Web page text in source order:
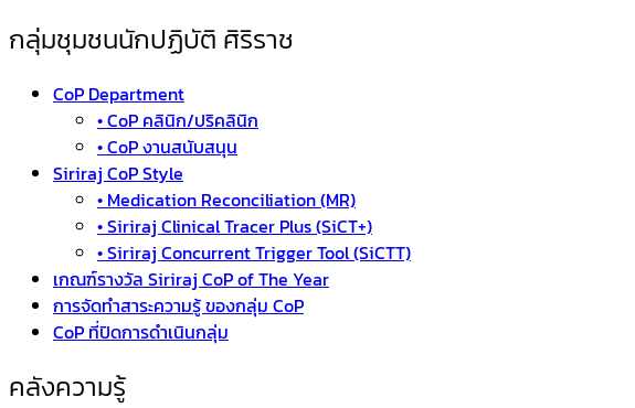
กลุ่มชุมชนนักปฏิบัติ ศิริราช
CoP Department
• CoP คลินิก/ปริคลินิก
• CoP งานสนับสนุน
Siriraj CoP Style
• Medication Reconciliation (MR)
• Siriraj Clinical Tracer Plus (SiCT+)
• Siriraj Concurrent Trigger Tool (SiCTT)
เกณฑ์รางวัล Siriraj CoP of The Year
การจัดทำสาระความรู้ ของกลุ่ม CoP
CoP ที่ปิดการดำเนินกลุ่ม
คลังความรู้